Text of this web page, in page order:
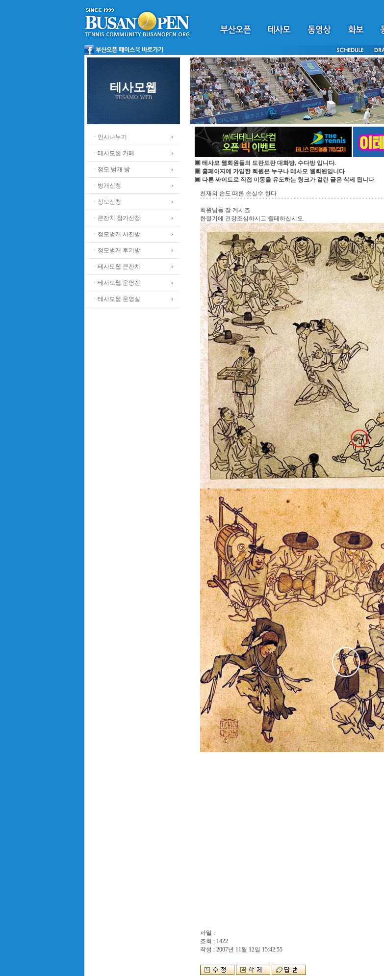
테사모웹
TESAMO WEB
ㆍ인사나누기
ㆍ테사모웹 카페
ㆍ정모 벙개 방
ㆍ벙개신청
ㆍ정모신청
ㆍ큰잔치 참가신청
ㆍ정모벙개 사진방
ㆍ정모벙개 후기방
ㆍ테사모웹 큰잔치
ㆍ테사모웹 운영진
ㆍ테사모웹 운영실
▣ 테사모 웹회원들의 도란도란 대화방, 수다방 입니다.
▣ 홈페이지에 가입한 회원은 누구나 테사모 웹회원입니다
▣ 다른 싸이트로 직접 이동을 유도하는 링크가 걸린 글은 삭제 됩니다
천재의 손도 때론 손실수 한다
회원님들 잘 계시죠
한절기에 건강조심하시고 즐테하십시오.
파일 :
조회 : 1422
작성 : 2007년 11월 12일 15:42:55